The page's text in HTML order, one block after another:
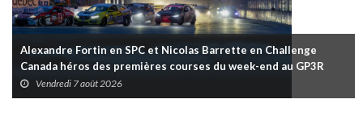
Alexandre Fortin en SPC et Nicolas Barrette en Challenge
Canada héros des premières courses du week-end au GP3R
Vendredi 7 août 2026